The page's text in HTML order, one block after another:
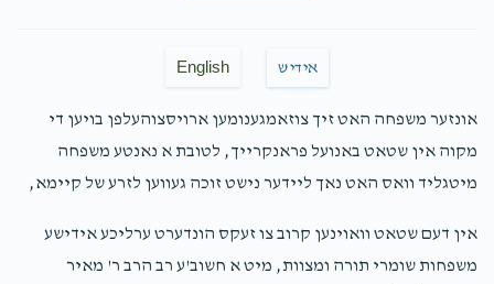
1 year ago $290.00
S Weinberger
1 year ago $50.00
English אידיש
אונזער משפחה האט זיך צוזאמגענומען ארויסצוהעלפן בויען די
מקוה אין שטאט באנועל פראנקרייך, לטובת א נאנטע משפחה
מיטגליד וואס האט נאך ליידער נישט זוכה געווען לזרע של קיימא,
אין דעם שטאט וואוינען קרוב צו זעקס הונדערט ערליכע אידישע
משפחות שומרי תורה ומצוות, מיט א חשוב'ע רב הרב ר' מאיר